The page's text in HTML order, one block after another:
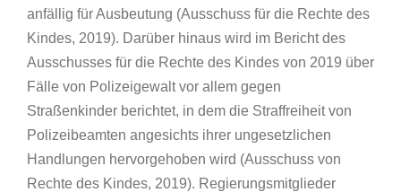
anfällig für Ausbeutung (Ausschuss für die Rechte des
Kindes, 2019). Darüber hinaus wird im Bericht des
Ausschusses für die Rechte des Kindes von 2019 über
Fälle von Polizeigewalt vor allem gegen
Straßenkinder berichtet, in dem die Straffreiheit von
Polizeibeamten angesichts ihrer ungesetzlichen
Handlungen hervorgehoben wird (Ausschuss von
Rechte des Kindes, 2019). Regierungsmitglieder